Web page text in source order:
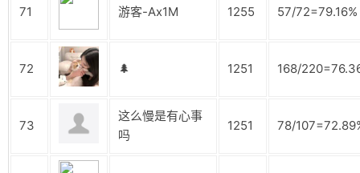
71 游客-Ax1M 1255 57/72=79.16%
72 🌲 1251 168/
73
这么慢是有心事
吗
1251 78/